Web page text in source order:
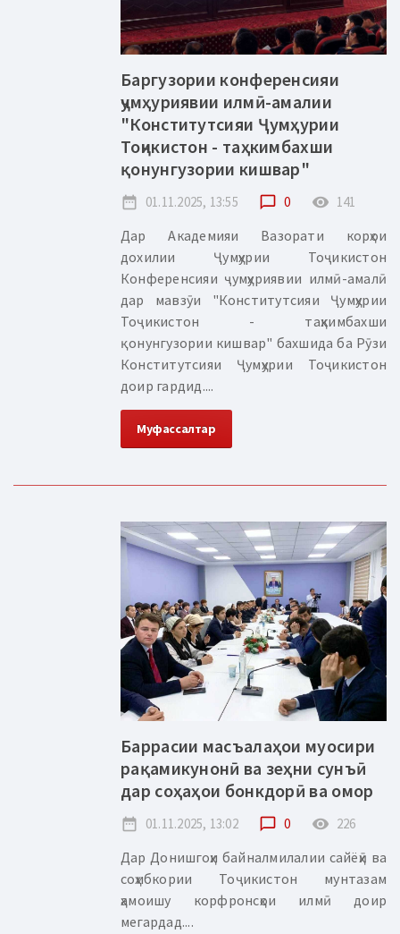
Баргузории конференсияи
ҷумҳуриявии илмӣ-амалии
"Конститутсияи Ҷумҳурии
Тоҷикистон - таҳкимбахши
қонунгузории кишвар"
date_range 01.11.2025, 13:55 chat_bubble_outline 0 remove_red_eye 141
Дар Академияи Вазорати корҳои
дохилии Ҷумҳурии Тоҷикистон
Конференсияи ҷумҳуриявии илмӣ-амалӣ
дар мавзӯи "Конститутсияи Ҷумҳурии
Тоҷикистон - таҳкимбахши
қонунгузории кишвар" бахшида ба Рӯзи
Конститутсияи Ҷумҳурии Тоҷикистон
доир гардид....
Муфассалтар
Баррасии масъалаҳои муосири
рақамикунонӣ ва зеҳни сунъӣ
дар соҳаҳои бонкдорӣ ва омор
date_range 01.11.2025, 13:02 chat_bubble_outline 0 remove_red_eye 226
Дар Донишгоҳи байналмилалии сайёҳӣ ва
соҳибкории Тоҷикистон мунтазам
ҳамоишу корфронсҳои илмӣ доир
мегардад....